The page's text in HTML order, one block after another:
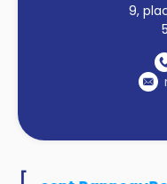
9,